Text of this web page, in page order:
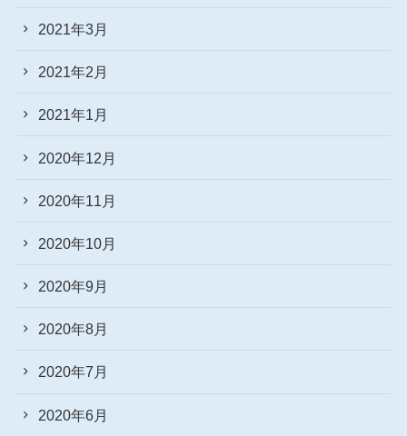
2021年3月
2021年2月
2021年1月
2020年12月
2020年11月
2020年10月
2020年9月
2020年8月
2020年7月
2020年6月